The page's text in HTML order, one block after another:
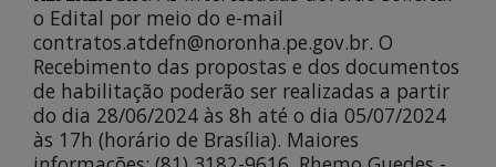
o Edital por meio do e-mail
contratos.atdefn@noronha.pe.gov.br. O
Recebimento das propostas e dos documentos
de habilitação poderão ser realizadas a partir
do dia 28/06/2024 às 8h até o dia 05/07/2024
às 17h (horário de Brasília). Maiores